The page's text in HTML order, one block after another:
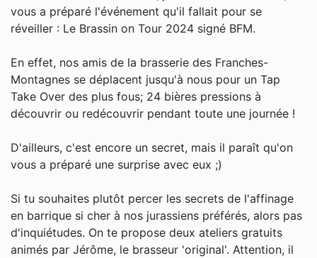
vous a préparé l'événement qu'il fallait pour se
réveiller : Le Brassin on Tour 2024 signé BFM.
En effet, nos amis de la brasserie des Franches-
Montagnes se déplacent jusqu'à nous pour un Tap
Take Over des plus fous; 24 bières pressions à
découvrir ou redécouvrir pendant toute une journée !
D'ailleurs, c'est encore un secret, mais il paraît qu'on
vous a préparé une surprise avec eux ;)
Si tu souhaites plutôt percer les secrets de l'affinage
en barrique si cher à nos jurassiens préférés, alors pas
d'inquiétudes. On te propose deux ateliers gratuits
animés par Jérôme, le brasseur 'original'. Attention, il